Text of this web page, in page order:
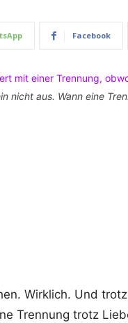
Facebook
nicht aus. Wann eine
Wirklich. Und
Trennung trotz